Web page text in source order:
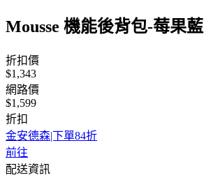
Mousse 機能後背包-莓果藍
折扣價
$1,343
網路價
$1,599
折扣
金安德森|下單84折
前往
配送資訊